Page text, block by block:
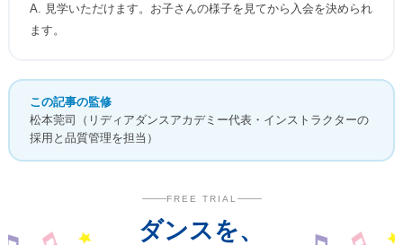
A. 見学いただけます。お子さんの様子を見てから入会を決められ
ます。
この記事の監修
松本莞司（リディアダンスアカデミー代表・インストラクターの
採用と品質管理を担当）
FREE TRIAL
ダンスを、